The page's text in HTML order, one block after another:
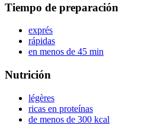
Tiempo de preparación
exprés
rápidas
en menos de 45 min
Nutrición
légères
ricas en proteínas
de menos de 300 kcal